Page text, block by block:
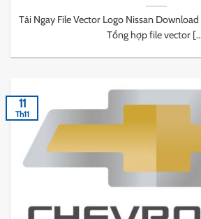
Tải Ngay File Vector Logo Nissan
Tổng hợp file vector
11
Th11